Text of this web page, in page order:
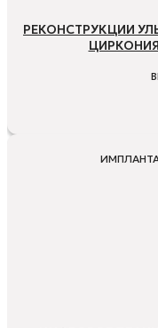
РЕКОНСТРУКЦИИ